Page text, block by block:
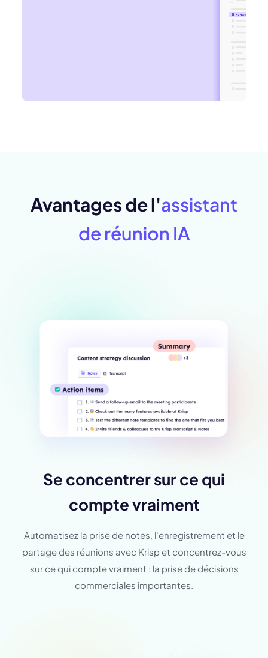
Avantages de l'assistant
de réunion IA
Se concentrer sur ce qui
compte vraiment
Automatisez la prise de notes, l'enregistrement et le
partage des réunions avec Krisp et concentrez-vous
sur ce qui compte vraiment : la prise de décisions
commerciales importantes.